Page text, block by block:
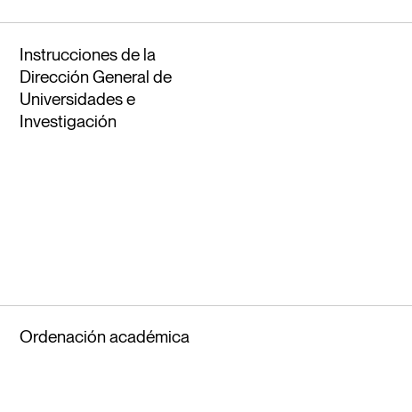
Instrucciones de la
Dirección General de
Universidades e
Investigación
Ordenación académica